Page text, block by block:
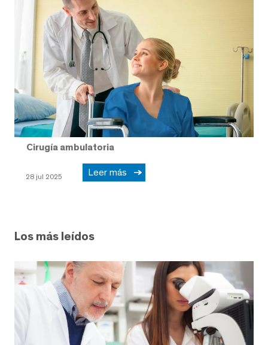
Cirugía ambulatoria
28 jul 2025 Leer más
Los más leídos